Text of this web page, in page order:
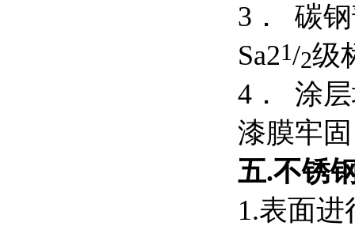
3． 碳
Sa21/2级
4． 涂
漆膜牢
五.不锈
1.表面